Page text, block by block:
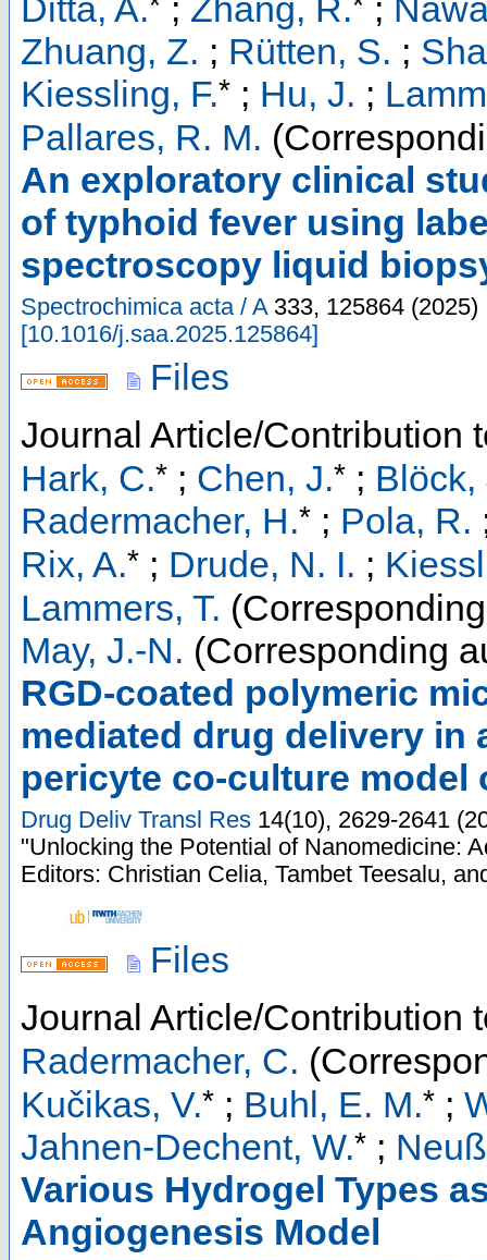
Ditta, A. ; Zhang, R. ;
Zhuang, Z. ; Rütten, S. ;
Kiessling, F.* ; Hu, J. ;
Pallares, R. M.
An exploratory clinical
of typhoid fever using
spectroscopy liquid
Spectrochimica acta / A 333, 125864 (2025)
[10.1016/j.saa.2025.125864]
Files
Journal Article/Contribution
Hark, C.* ; Chen, J.* ; Blöck,
Radermacher, H.* ; Pola, R.
Rix, A.* ; Drude, N. I. ;
Lammers, T.
May, J.-N. (Corresponding
RGD-coated polymeric
mediated drug delivery in
pericyte co-culture
Drug Deliv Transl Res 14(10), 2629-2641 (
"Unlocking the Potential of Nanomedicine:
Editors: Christian Celia, Tambet Teesalu,
Files
Journal Article/Contribution
Radermacher, C.
Kučikas, V.* ; Buhl, E. M.* ;
Jahnen-Dechent, W.* ;
Various Hydrogel Types
Angiogenesis Model